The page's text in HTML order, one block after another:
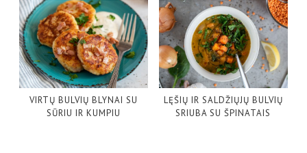
VIRTŲ BULVIŲ BLYNAI SU
SŪRIU IR KUMPIU
LĘŠIŲ IR SALDŽIŲJŲ BULVIŲ
SRIUBA SU ŠPINATAIS